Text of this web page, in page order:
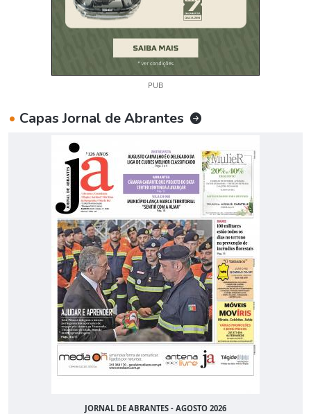
PUB
• Capas Jornal de Abrantes
JORNAL DE ABRANTES - AGOSTO 2026